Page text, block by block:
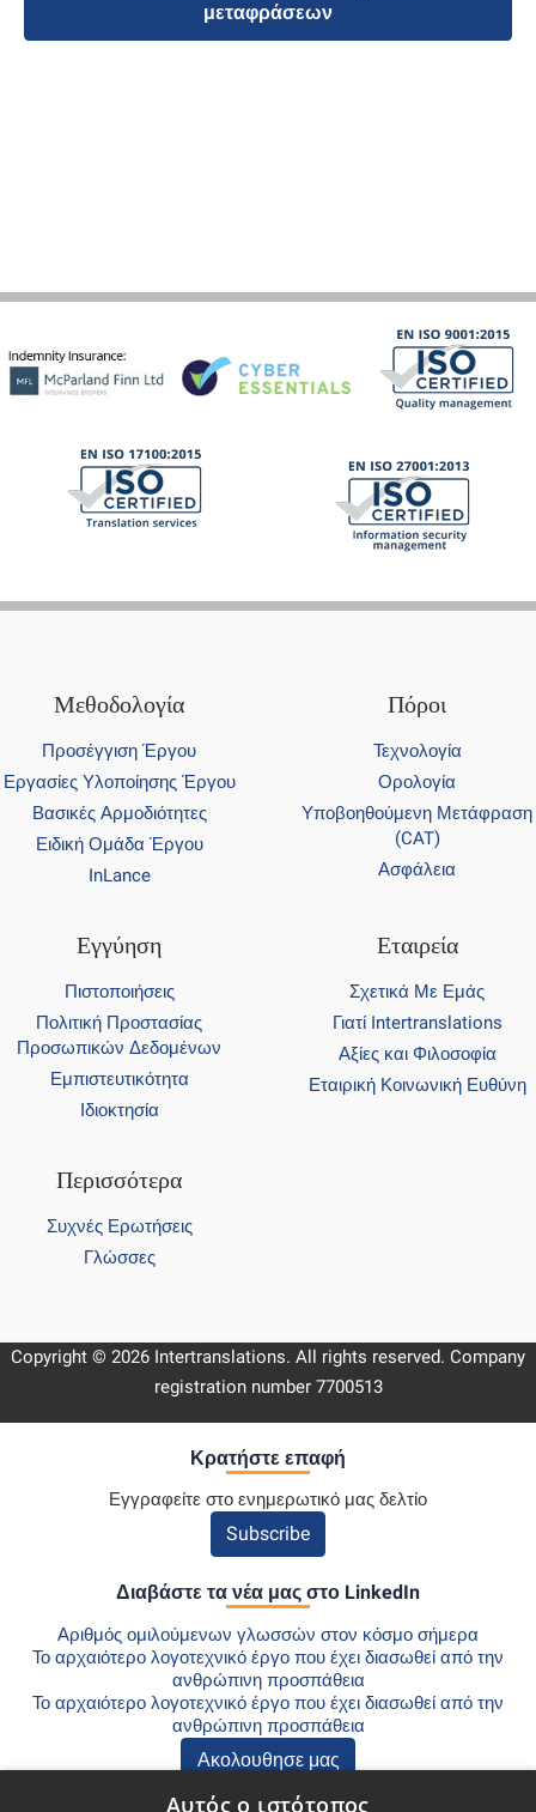
μεταφράσεων
Μεθοδολογία
Προσέγγιση Έργου
Εργασίες Υλοποίησης Έργου
Βασικές Αρμοδιότητες
Ειδική Ομάδα Έργου
InLance
Πόροι
Τεχνολογία
Ορολογία
Υποβοηθούμενη Μετάφραση
(CAT)
Ασφάλεια
Εγγύηση
Πιστοποιήσεις
Πολιτική Προστασίας
Προσωπικών Δεδομένων
Εμπιστευτικότητα
Ιδιοκτησία
Εταιρεία
Σχετικά Με Εμάς
Γιατί Intertranslations
Αξίες και Φιλοσοφία
Εταιρική Κοινωνική Ευθύνη
Περισσότερα
Συχνές Ερωτήσεις
Γλώσσες
Copyright © 2026 Intertranslations. All rights reserved. Company
registration number 7700513
Κρατήστε επαφή
Εγγραφείτε στο ενημερωτικό μας δελτίο
Subscribe
Διαβάστε τα νέα μας στο LinkedIn
Αριθμός ομιλούμενων γλωσσών στον κόσμο σήμερα
Το αρχαιότερο λογοτεχνικό έργο που έχει διασωθεί από την
ανθρώπινη προσπάθεια
Το αρχαιότερο λογοτεχνικό έργο που έχει διασωθεί από την
ανθρώπινη προσπάθεια
Ακολουθησε μας
Αυτός ο ιστότοπος